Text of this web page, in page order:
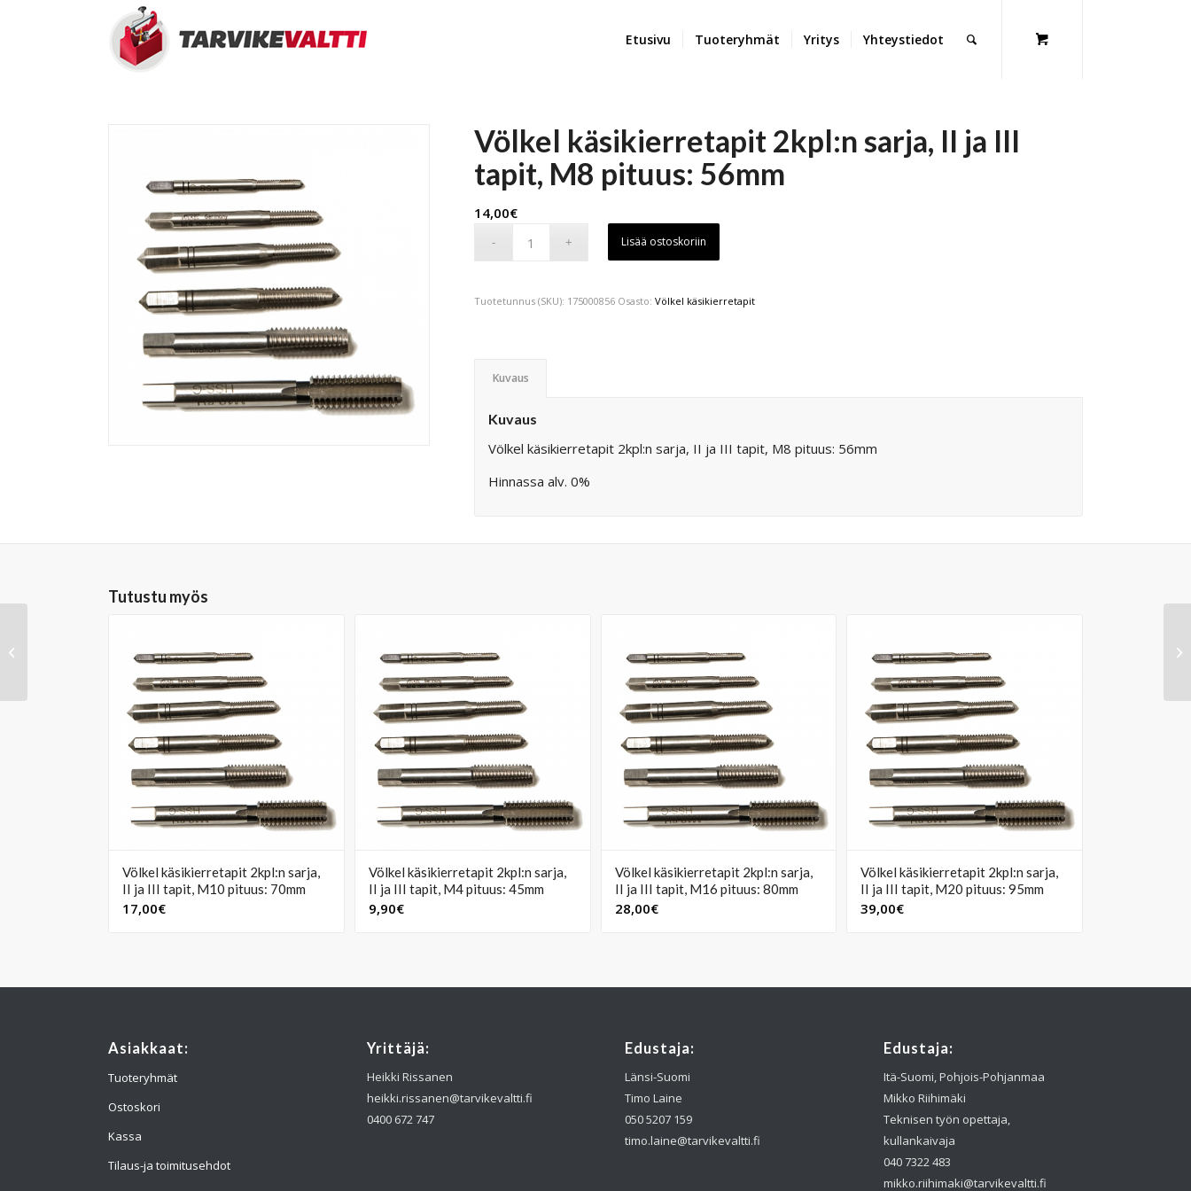
Etusivu Tuoteryhmät Yritys Yhteystiedot
Völkel käsikierretapit 2kpl:n sarja, II ja III
tapit, M8 pituus: 56mm
14,00€
Lisää ostoskoriin
Tuotetunnus (SKU): 175000856 Osasto: Völkel käsikierretapit
Kuvaus
Kuvaus
Völkel käsikierretapit 2kpl:n sarja, II ja III tapit, M8 pituus: 56mm
Hinnassa alv. 0%
Tutustu myös
Völkel käsikierretapit 2kpl:n sarja,
II ja III tapit, M10 pituus: 70mm
17,00€
Völkel käsikierretapit 2kpl:n sarja,
II ja III tapit, M4 pituus: 45mm
9,90€
Völkel käsikierretapit 2kpl:n sarja,
II ja III tapit, M16 pituus: 80mm
28,00€
Völkel käsikierretapit 2kpl:n sarja,
II ja III tapit, M20 pituus: 95mm
39,00€
Asiakkaat:
Tuoteryhmät
Ostoskori
Kassa
Tilaus-ja toimitusehdot
Yrittäjä:
Heikki Rissanen
heikki.rissanen@tarvikevaltti.fi
0400 672 747
Edustaja:
Länsi-Suomi
Timo Laine
050 5207 159
timo.laine@tarvikevaltti.fi
Edustaja:
Itä-Suomi, Pohjois-Pohjanmaa
Mikko Riihimäki
Teknisen työn opettaja,
kullankaivaja
040 7322 483
mikko.riihimaki@tarvikevaltti.fi